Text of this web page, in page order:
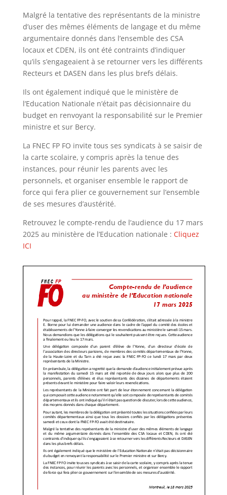
Malgré la tentative des représentants de la ministre
d’user des mêmes éléments de langage et du même
argumentaire donnés dans l’ensemble des CSA
locaux et CDEN, ils ont été contraints d’indiquer
qu’ils s’engageaient à se retourner vers les différents
Recteurs et DASEN dans les plus brefs délais.
Ils ont également indiqué que le ministère de
l’Education Nationale n’était pas décisionnaire du
budget en renvoyant la responsabilité sur le Premier
ministre et sur Bercy.
La FNEC FP FO invite tous ses syndicats à se saisir de
la carte scolaire, y compris après la tenue des
instances, pour réunir les parents avec les
personnels, et organiser ensemble le rapport de
force qui fera plier ce gouvernement sur l’ensemble
de ses mesures d’austérité.
Retrouvez le compte-rendu de l’audience du 17 mars
2025 au ministère de l’Education nationale : Cliquez
ICI